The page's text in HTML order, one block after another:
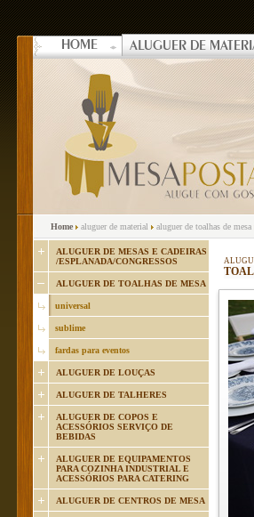
HOME ALUGUER DE
Home aluguer de material aluguer de toalhas de mesa
ALUGUER DE MESAS E CADEIRAS
/ESPLANADA/CONGRESSOS
ALUGUER DE TOALHAS DE MESA
universal
sublime
fardas para eventos
ALUGUER DE LOUÇAS
ALUGUER DE TALHERES
ALUGUER DE COPOS E
ACESSÓRIOS SERVIÇO DE
BEBIDAS
ALUGUER DE EQUIPAMENTOS
PARA COZINHA INDUSTRIAL E
ACESSÓRIOS PARA CATERING
ALUGUER DE CENTROS DE MESA